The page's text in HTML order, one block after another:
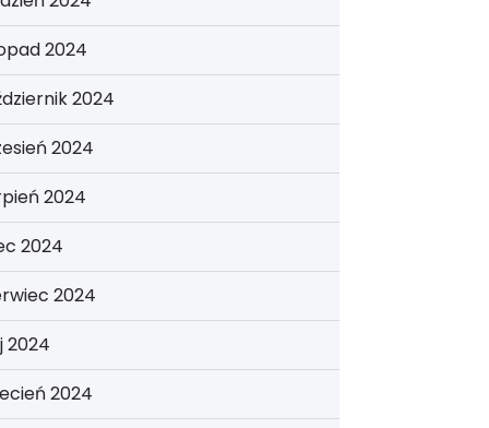
2024
2024
2024
2024
2024
2024
2024
2024